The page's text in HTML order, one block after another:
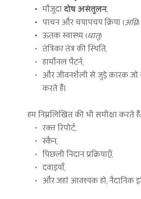
मौजूदा दोष असंतुलन,
पाचन और चयापचय क्रिया (अग्नि)
ऊतक स्वास्थ्य (धातु)
तंत्रिका तंत्र की स्थिति,
हार्मोनल पैटर्न,
और जीवनशैली से जुड़े कारक जो
करते हैं।
हम निम्नलिखित की भी समीक्षा करते हैं:
रक्त रिपोर्ट,
स्कैन,
पिछली निदान प्रक्रियाएँ,
दवाइयाँ,
और जहां आवश्यक हो, नैदानिक